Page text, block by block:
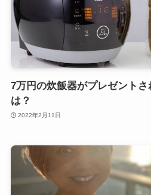
7万円の炊飯器がプレゼントさ
は？
2022年2月11日